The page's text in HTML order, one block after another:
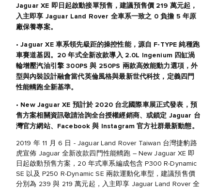
Jaguar XE 即日起啟動接單預售，建議預售價 219 萬元起，
入主即享 Jaguar Land Rover 全車系一致之 0 負擔 5 年原
廠保養專案。
• Jaguar XE 車系領先級距的操控性能，源自 F-TYPE 純種跑
車賽道基因。20 年式全新改款導入 2.0L Ingenium 四缸渦
輪增壓汽油引擎 300PS 與 250PS 兩款高效能動力選項，外
型與內裝設計融會當代英倫風格與最新世代科技，定義四門
性能轎跑全新基準。
• New Jaguar XE 預計於 2020 台北國際車展正式發表，預
售方案相關資訊敬請洽詢全台授權經銷商、或鎖定 Jaguar 台
灣官方網站、Facebook 與 Instagram 官方社群最新動態。
2019 年 11 月 6 日 - Jaguar Land Rover Taiwan 台灣捷豹路
虎宣佈 Jaguar 全新改款四門性能轎跑 – New Jaguar XE 即
日起啟動預售方案，20 年式車系編成包含 P300 R-Dynamic
SE 以及 P250 R-Dynamic SE 兩款運動化車型，建議預售價
分別為 239 與 219 萬元起，入主即享 Jaguar Land Rover 全